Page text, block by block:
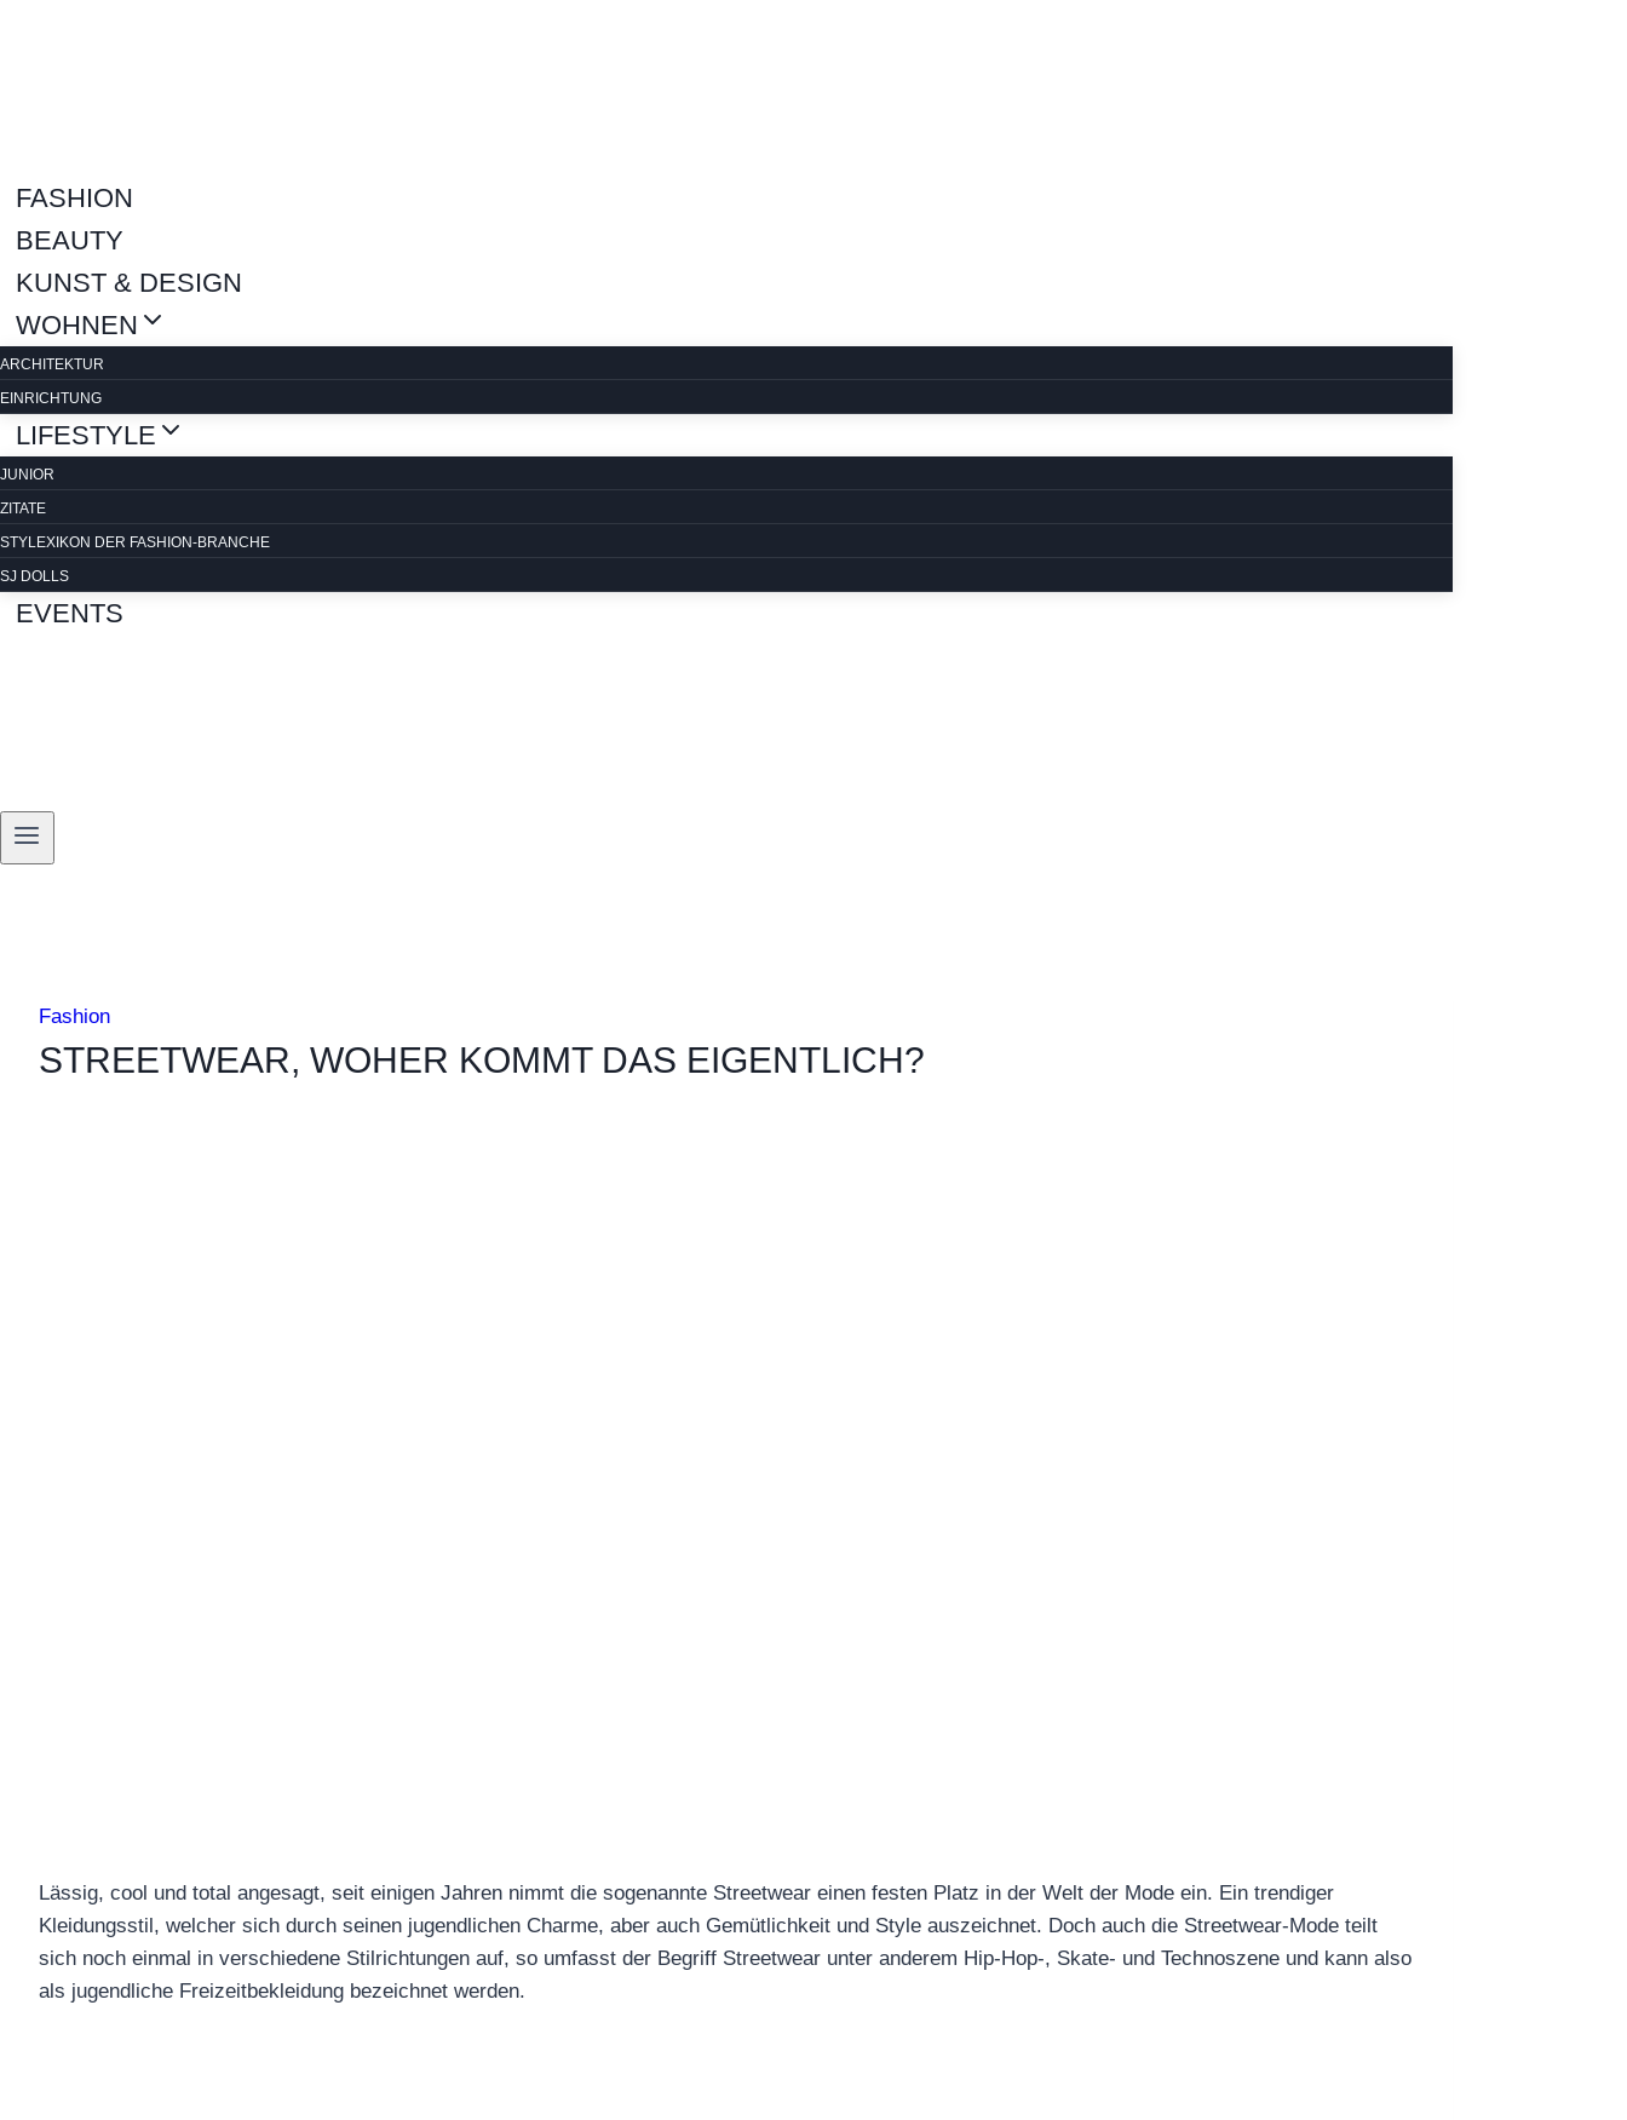
FASHION
BEAUTY
KUNST & DESIGN
WOHNEN
ARCHITEKTUR
EINRICHTUNG
LIFESTYLE
JUNIOR
ZITATE
STYLEXIKON DER FASHION-BRANCHE
SJ DOLLS
EVENTS
Fashion
STREETWEAR, WOHER KOMMT DAS EIGENTLICH?
Lässig, cool und total angesagt, seit einigen Jahren nimmt die sogenannte Streetwear einen festen Platz in der Welt der Mode ein. Ein trendiger
Kleidungsstil, welcher sich durch seinen jugendlichen Charme, aber auch Gemütlichkeit und Style auszeichnet. Doch auch die Streetwear-Mode teilt
sich noch einmal in verschiedene Stilrichtungen auf, so umfasst der Begriff Streetwear unter anderem Hip-Hop-, Skate- und Technoszene und kann also
als jugendliche Freizeitbekleidung bezeichnet werden.